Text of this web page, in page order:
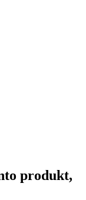
produkt,